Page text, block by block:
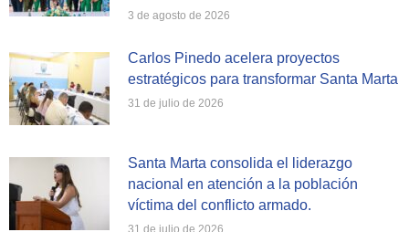
3 de agosto de 2026
Carlos Pinedo acelera proyectos
estratégicos para transformar Santa Marta
31 de julio de 2026
Santa Marta consolida el liderazgo
nacional en atención a la población
víctima del conflicto armado.
31 de julio de 2026